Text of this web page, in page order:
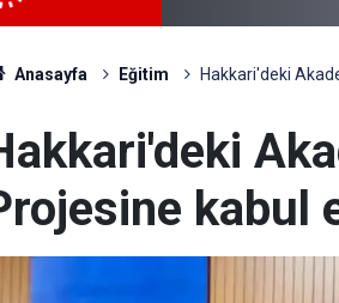
Anasayfa Eğitim Hakkari'deki
kabul